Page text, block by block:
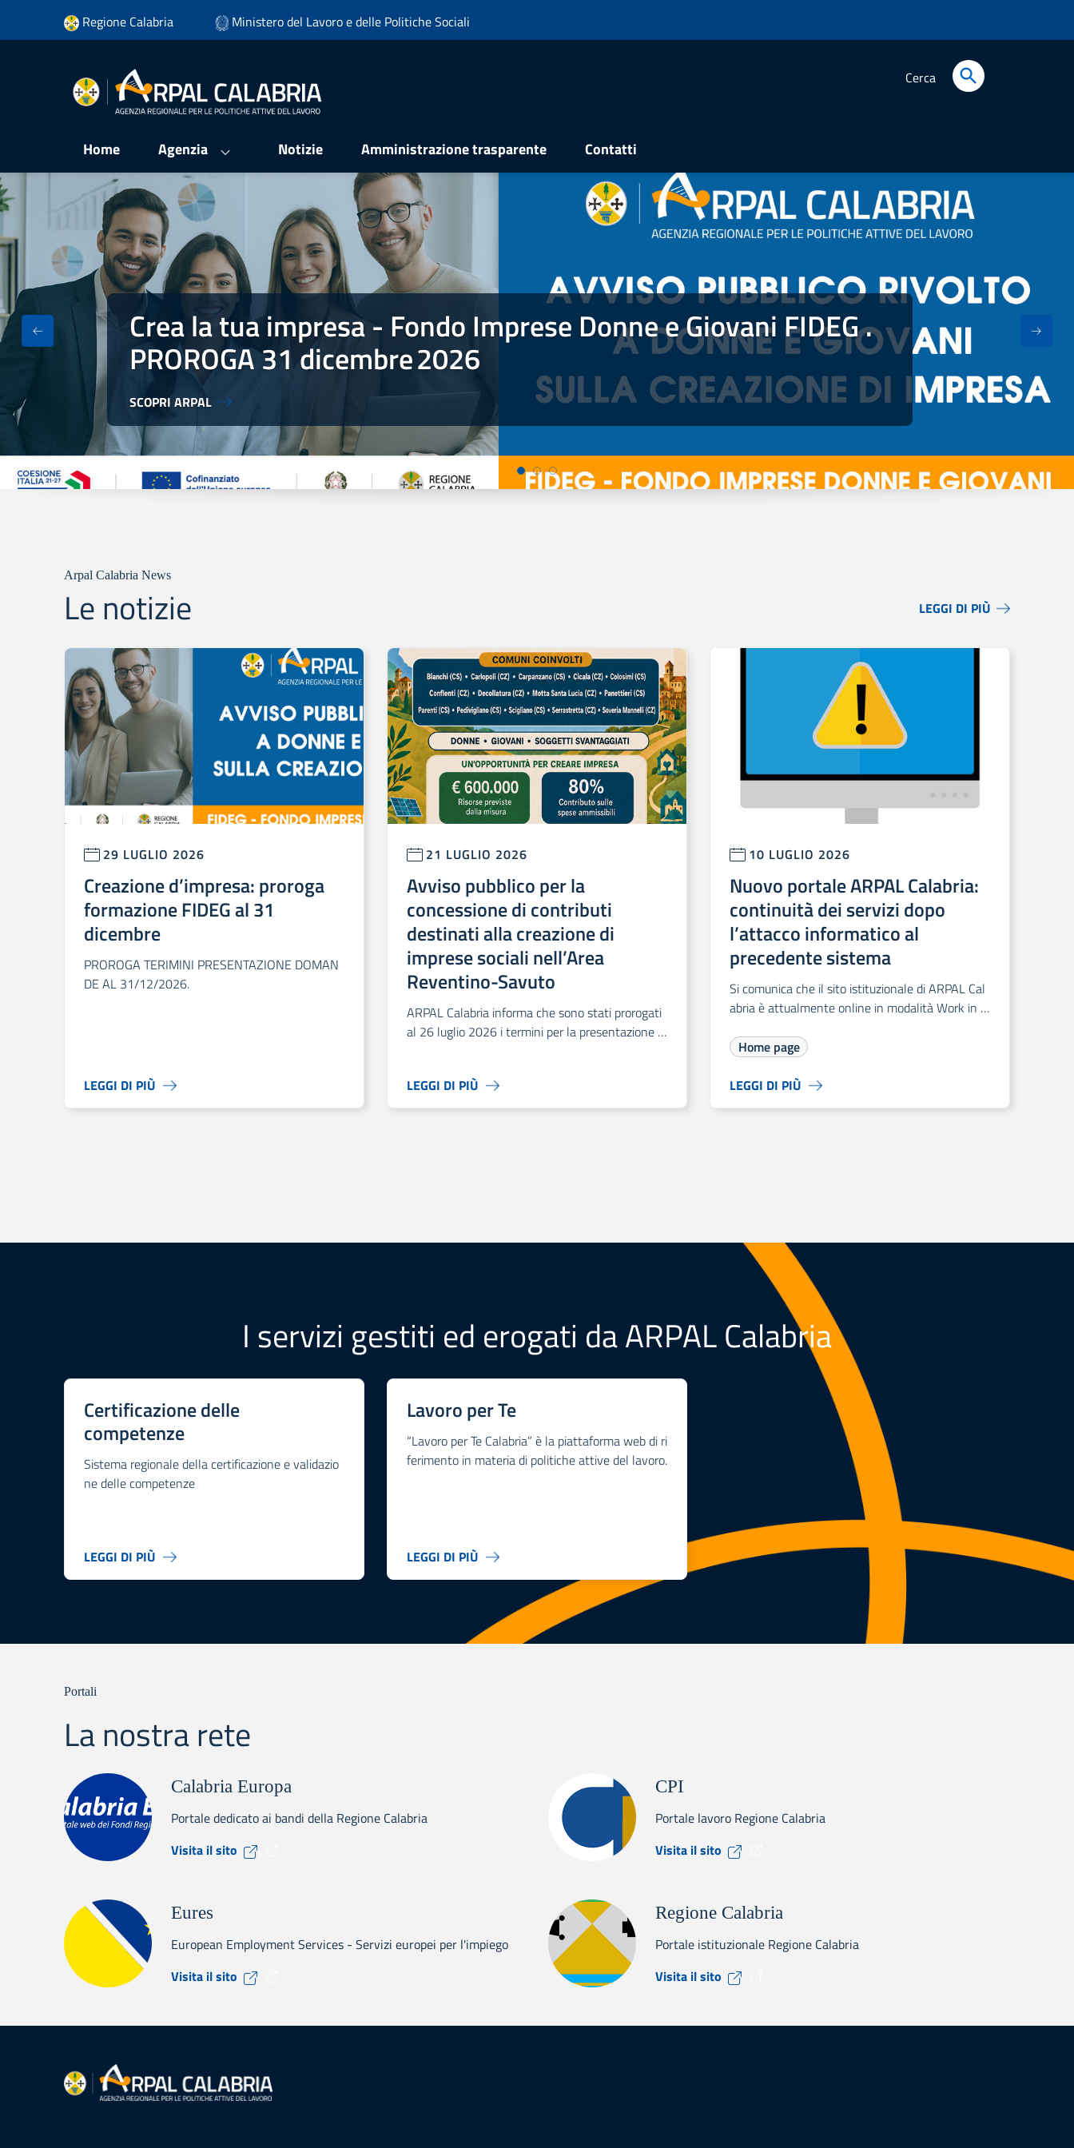
Vai ai contenuti
Vai al menu di navigazione
Regione Calabria Ministero del Lavoro e delle Politiche Sociali
Home Agenzia Notizie Amministrazione trasparente Contatti
Crea la tua impresa - Fondo Imprese Donne e Giovani FIDEG . PROROGA 31 dicembre 2026
Crea la tua impresa - Fondo Imprese Donne e Giovani FIDEG .
PROROGA 31 dicembre2026
SCOPRI ARPAL
Arpal Calabria News
Le notizie LEGGI DI PIÙ
29 LUGLIO 2026
Creazione d’impresa: proroga
formazione FIDEG al 31
dicembre
PROROGA TERIMINI PRESENTAZIONE DOMAN
DE AL 31/12/2026.
LEGGI DI PIÙ
21 LUGLIO 2026
Avviso pubblico per la
concessione di contributi
destinati alla creazione di
imprese sociali nell’Area
Reventino-Savuto
ARPAL Calabria informa che sono stati prorogati
al 26 luglio 2026 i termini per la presentazione d
i imprese sociali nell’Area Reventino-Savuto.
LEGGI DI PIÙ
10 LUGLIO 2026
Nuovo portale ARPAL Calabria:
continuità dei servizi dopo
l’attacco informatico al
precedente sistema
Si comunica che il sito istituzionale di ARPAL Cal
abria è attualmente online in modalità Work in P
Home page
LEGGI DI PIÙ
I servizi gestiti ed erogati da ARPAL Calabria
Certificazione delle
competenze
Sistema regionale della certificazione e validazio
ne delle competenze
LEGGI DI PIÙ
Lavoro per Te
“Lavoro per Te Calabria” è la piattaforma web di ri
ferimento in materia di politiche attive del lavoro.
LEGGI DI PIÙ
Portali
La nostra rete
Calabria Europa
Portale dedicato ai bandi della Regione Calabria
Visita il sito
CPI
Portale lavoro Regione Calabria
Visita il sito
Eures
European Employment Services - Servizi europei per l'impiego
Visita il sito
Regione Calabria
Portale istituzionale Regione Calabria
Visita il sito